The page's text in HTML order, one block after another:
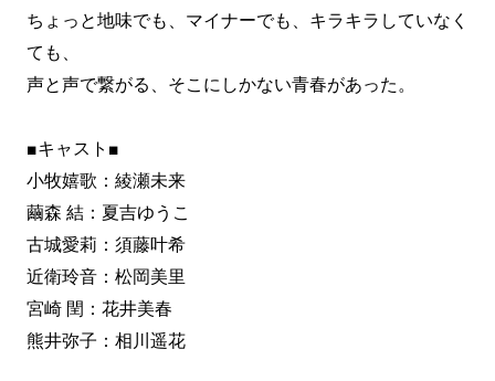
ちょっと地味でも、マイナーでも、キラキラしていなく
ても、
声と声で繋がる、そこにしかない青春があった。
■キャスト■
小牧嬉歌：綾瀬未来
繭森 結：夏吉ゆうこ
古城愛莉：須藤叶希
近衛玲音：松岡美里
宮崎 閏：花井美春
熊井弥子：相川遥花